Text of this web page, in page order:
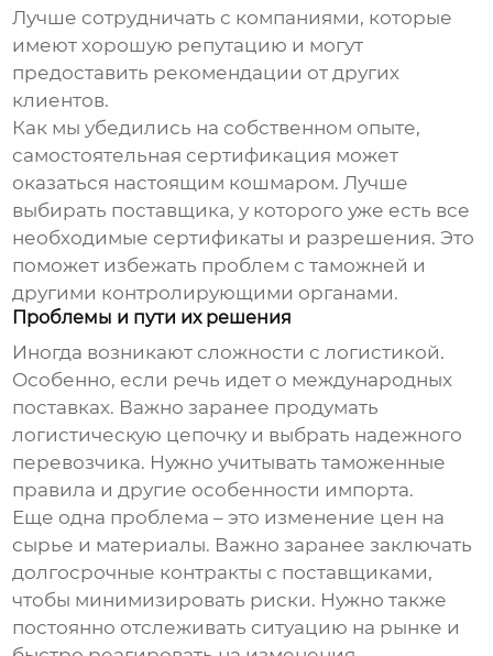
Лучше сотрудничать с компаниями, которые
имеют хорошую репутацию и могут
предоставить рекомендации от других
клиентов.
Как мы убедились на собственном опыте,
самостоятельная сертификация может
оказаться настоящим кошмаром. Лучше
выбирать поставщика, у которого уже есть все
необходимые сертификаты и разрешения. Это
поможет избежать проблем с таможней и
другими контролирующими органами.
Проблемы и пути их решения
Иногда возникают сложности с логистикой.
Особенно, если речь идет о международных
поставках. Важно заранее продумать
логистическую цепочку и выбрать надежного
перевозчика. Нужно учитывать таможенные
правила и другие особенности импорта.
Еще одна проблема – это изменение цен на
сырье и материалы. Важно заранее заключать
долгосрочные контракты с поставщиками,
чтобы минимизировать риски. Нужно также
постоянно отслеживать ситуацию на рынке и